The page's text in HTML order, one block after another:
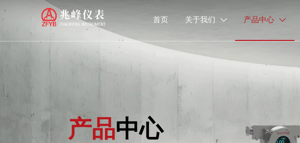
首页 关于我们  产品中心 
产品中心